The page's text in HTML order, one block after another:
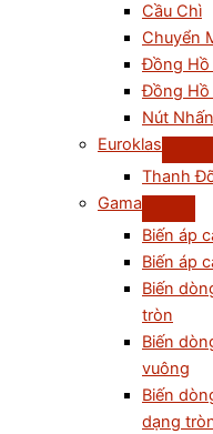
Cầu Chì
Chuyển
Đồng Hồ
Đồng Hồ
Nút
Euroklas
Thanh
Gama
Biến áp
Biến áp
Biến
tròn
Biến
vuông
Biến
dạng